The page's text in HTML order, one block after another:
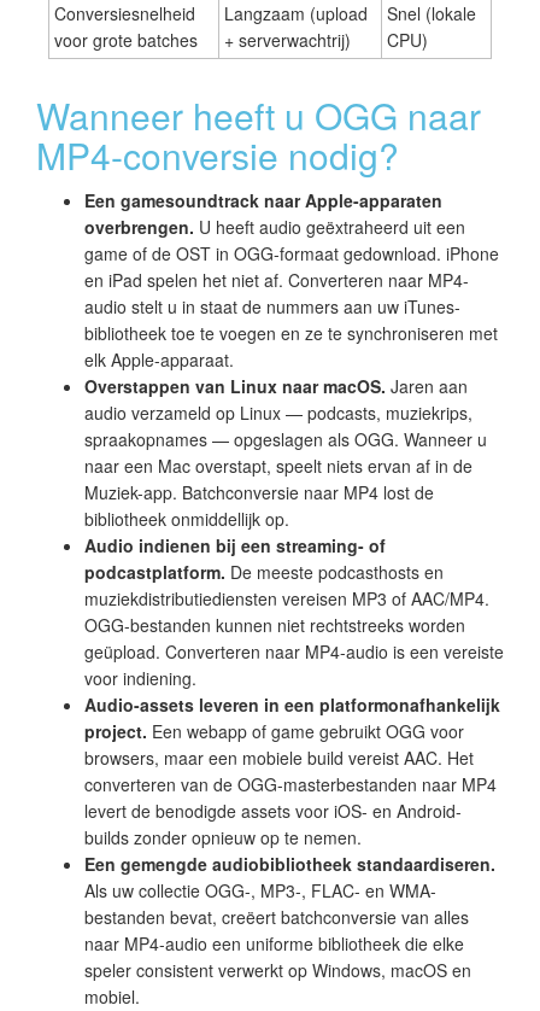
Conversiesnelheid
voor grote batches
Langzaam (upload
+ serverwachtrij)
Snel (lokale
CPU)
Wanneer heeft u OGG naar
MP4-conversie nodig?
Een gamesoundtrack naar Apple-apparaten
overbrengen. U heeft audio geëxtraheerd uit een
game of de OST in OGG-formaat gedownload. iPhone
en iPad spelen het niet af. Converteren naar MP4-
audio stelt u in staat de nummers aan uw iTunes-
bibliotheek toe te voegen en ze te synchroniseren met
elk Apple-apparaat.
Overstappen van Linux naar macOS. Jaren aan
audio verzameld op Linux — podcasts, muziekrips,
spraakopnames — opgeslagen als OGG. Wanneer u
naar een Mac overstapt, speelt niets ervan af in de
Muziek-app. Batchconversie naar MP4 lost de
bibliotheek onmiddellijk op.
Audio indienen bij een streaming- of
podcastplatform. De meeste podcasthosts en
muziekdistributiediensten vereisen MP3 of AAC/MP4.
OGG-bestanden kunnen niet rechtstreeks worden
geüpload. Converteren naar MP4-audio is een vereiste
voor indiening.
Audio-assets leveren in een platformonafhankelijk
project. Een webapp of game gebruikt OGG voor
browsers, maar een mobiele build vereist AAC. Het
converteren van de OGG-masterbestanden naar MP4
levert de benodigde assets voor iOS- en Android-
builds zonder opnieuw op te nemen.
Een gemengde audiobibliotheek standaardiseren.
Als uw collectie OGG-, MP3-, FLAC- en WMA-
bestanden bevat, creëert batchconversie van alles
naar MP4-audio een uniforme bibliotheek die elke
speler consistent verwerkt op Windows, macOS en
mobiel.